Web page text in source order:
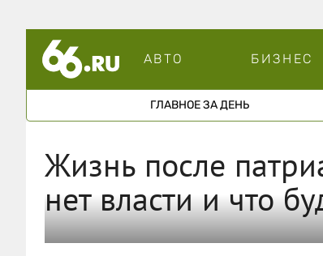
АВТО БИЗНЕС
ГЛАВНОЕ ЗА ДЕНЬ
Жизнь после
нет власти и что